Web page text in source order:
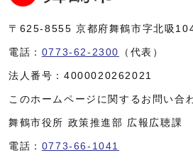
〒625-8555 京都府舞鶴市字北吸
電話： 0773-62-2300 （代表）
法人番号： 4000020262021
このホームページに関するお問い合
舞鶴市役所 政策推進部 広報広聴課
電話： 0773-66-1041